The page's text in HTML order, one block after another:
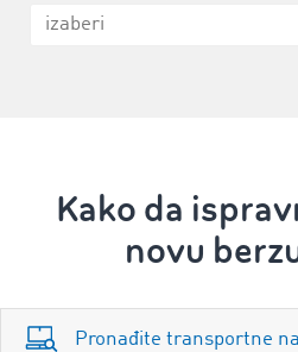
Kako da
novu
Pronađite transportne